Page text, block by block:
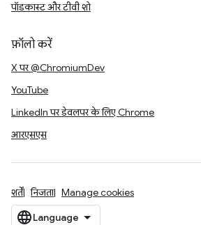
पॉडकास्ट और टीवी शो
फ़ॉलो करें
X पर @ChromiumDev
YouTube
LinkedIn पर डेवलपर के लिए Chrome
आरएसएस
शर्तें निजता Manage cookies